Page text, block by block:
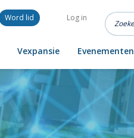
Word lid Log in
Vexpansie Evenementen